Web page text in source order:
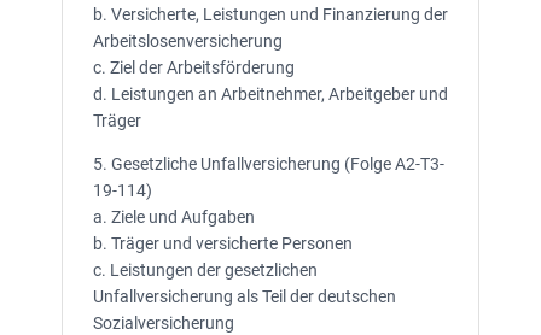
b. Versicherte, Leistungen und Finanzierung der
Arbeitslosenversicherung
c. Ziel der Arbeitsförderung
d. Leistungen an Arbeitnehmer, Arbeitgeber und
Träger
5. Gesetzliche Unfallversicherung (Folge A2-T3-
19-114)
a. Ziele und Aufgaben
b. Träger und versicherte Personen
c. Leistungen der gesetzlichen
Unfallversicherung als Teil der deutschen
Sozialversicherung